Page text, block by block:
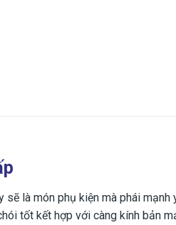
là món phụ kiện mà phái mạnh
tốt kết hợp với càng kính bản